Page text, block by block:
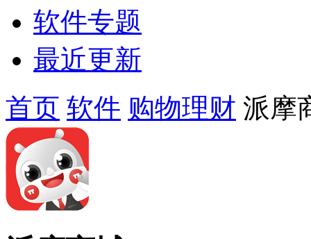
软件专题
最近更新
首页 软件 购物理财 派摩